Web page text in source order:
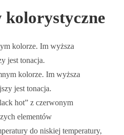
kolorystyczne
kolorze. Im wyższa
jest tonacja.
kolorze. Im wyższa
jest tonacja.
hot” z czerwonym
elementów
do niskiej temperatury,